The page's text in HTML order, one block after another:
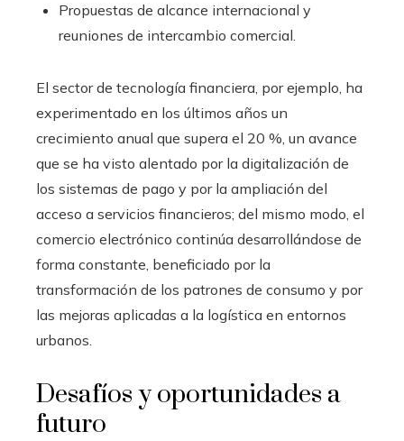
Propuestas de alcance internacional y
reuniones de intercambio comercial.
El sector de tecnología financiera, por ejemplo, ha
experimentado en los últimos años un
crecimiento anual que supera el 20 %, un avance
que se ha visto alentado por la digitalización de
los sistemas de pago y por la ampliación del
acceso a servicios financieros; del mismo modo, el
comercio electrónico continúa desarrollándose de
forma constante, beneficiado por la
transformación de los patrones de consumo y por
las mejoras aplicadas a la logística en entornos
urbanos.
Desafíos y oportunidades a
futuro